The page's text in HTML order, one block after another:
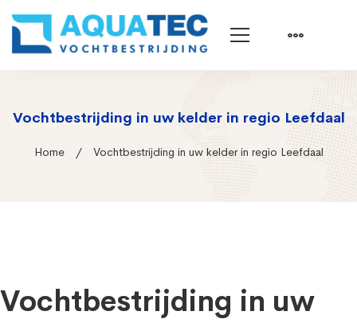
Vochtbestrijding in uw kelder in regio Leefdaal
Home Vochtbestrijding in uw kelder in regio Leefdaal
Vochtbestrijding in uw